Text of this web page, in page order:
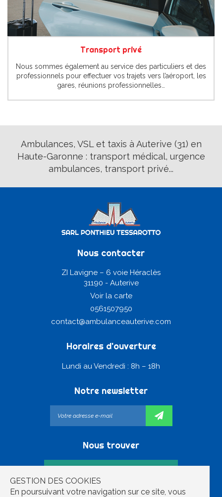
Transport privé
Nous sommes également au service des particuliers et des
professionnels pour effectuer vos trajets vers l’aéroport, les
gares, réunions professionnelles…
Ambulances, VSL et taxis à Auterive (31) en
Haute-Garonne : transport médical, urgence
ambulances, transport privé...
Nous contacter
ZI Lavigne – 6 voie Héraclès
31190 - Auterive
Voir la carte
0561507950
contact@ambulanceauterive.com
Horaires d'ouverture
Lundi au Vendredi : 8h – 18h
Notre newsletter
Nous trouver
GESTION DES COOKIES
En poursuivant votre navigation sur ce site, vous